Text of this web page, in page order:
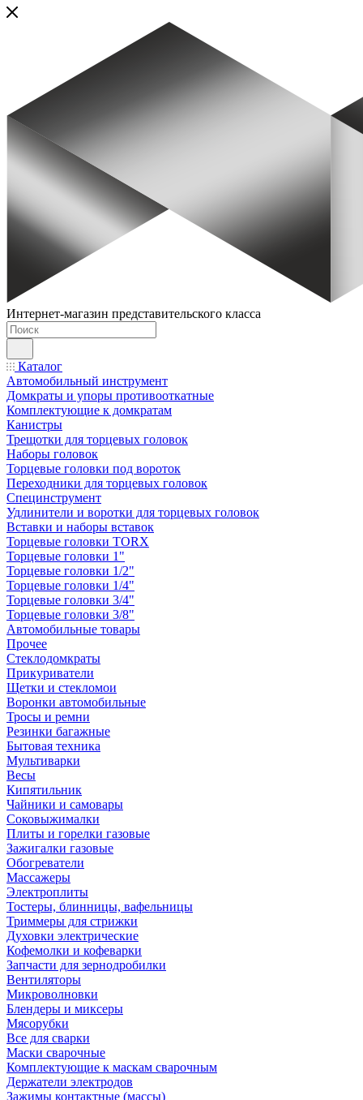
Интернет-магазин представительского класса
Каталог
Автомобильный инструмент
Домкраты и упоры противооткатные
Комплектующие к домкратам
Канистры
Трещотки для торцевых головок
Наборы головок
Торцевые головки под вороток
Переходники для торцевых головок
Специнструмент
Удлинители и воротки для торцевых головок
Вставки и наборы вставок
Торцевые головки TORX
Торцевые головки 1"
Торцевые головки 1/2"
Торцевые головки 1/4"
Торцевые головки 3/4"
Торцевые головки 3/8"
Автомобильные товары
Прочее
Стеклодомкраты
Прикуриватели
Щетки и стекломои
Воронки автомобильные
Тросы и ремни
Резинки багажные
Бытовая техника
Мультиварки
Весы
Кипятильник
Чайники и самовары
Соковыжималки
Плиты и горелки газовые
Зажигалки газовые
Обогреватели
Массажеры
Электроплиты
Тостеры, блинницы, вафельницы
Триммеры для стрижки
Духовки электрические
Кофемолки и кофеварки
Запчасти для зернодробилки
Вентиляторы
Микроволновки
Блендеры и миксеры
Мясорубки
Все для сварки
Маски сварочные
Комплектующие к маскам сварочным
Держатели электродов
Зажимы контактные (массы)